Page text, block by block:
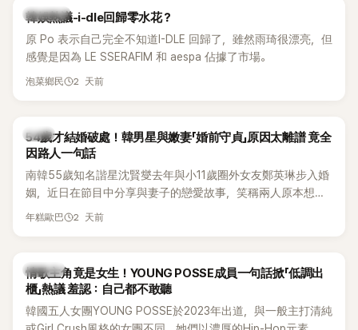
熱議討論
韓娛熱議-i-dle回歸零水花？
原 Po 表示自己完全不知道I-DLE 回歸了，雖然雨琦很漂亮，但
感覺是因為 LE SSERAFIM 和 aespa 佔據了市場。
泡菜鄉民 2 天前
韓星
54歲才結婚破處！韓男星與嫩妻「婚前守貞」原因太離譜 竟全
因路人一句話
南韓55歲知名諧星沈賢燮去年與小11歲圈外女友鄭英琳步入婚
姻，近日在節目中分享與妻子的戀愛故事，笑稱兩人原本想享
受兩人世界，沒想到站在飯店門口時竟被路人認出，還一路替
年糕歐巴 2 天前
K-POP
情歌主角竟是女生！YOUNG POSSE成員一句話掀「低調出
櫃」熱議 羞認：自己都不敢聽
韓國五人女團YOUNG POSSE於2023年出道，與一般主打清純